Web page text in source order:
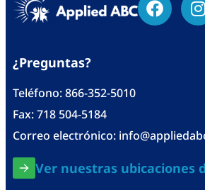
¿Preguntas?
Teléfono:866-352-5010
Fax: 718 504-5184
Correo electrónico:
Ver nuestras ubicaciones